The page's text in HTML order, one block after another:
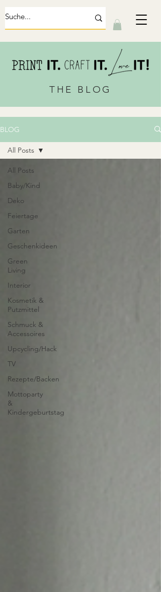
THE BLOG
BLOG
All Posts
Baby/Kind
Deko
Feiertage
Garten
Geschenkideen
Green
Living
Interior
Kosmetik &
Putzmittel
Schmuck &
Accessoires
Upcycling/Hack
TV
Rezepte/Backen
Mottoparty
&
Kindergeburtstag
All Posts